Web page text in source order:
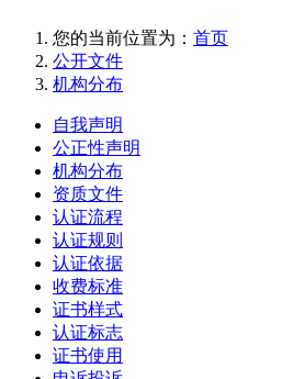
您的当前位置为： 首页
公开文件
机构分布
自我声明
公正性声明
机构分布
资质文件
认证流程
认证规则
认证依据
收费标准
证书样式
认证标志
证书使用